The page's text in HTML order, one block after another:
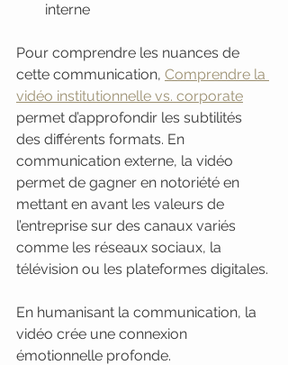
interne
Pour comprendre les nuances de
cette communication, Comprendre la
vidéo institutionnelle vs. corporate
permet d’approfondir les subtilités
des différents formats. En
communication externe, la vidéo
permet de gagner en notoriété en
mettant en avant les valeurs de
l’entreprise sur des canaux variés
comme les réseaux sociaux, la
télévision ou les plateformes digitales.
En humanisant la communication, la
vidéo crée une connexion
émotionnelle profonde.